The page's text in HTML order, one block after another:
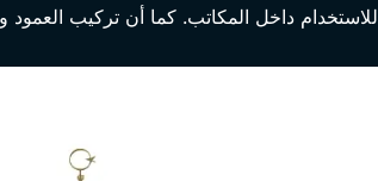
للاستخدام داخل المكاتب. كما أن تركيب العمود